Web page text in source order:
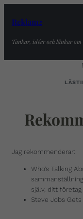
Reklam2
Tankar, idéer och länkar
Jag rekommenderar:
Who’s Talking
själv, ditt
Steve Jobs